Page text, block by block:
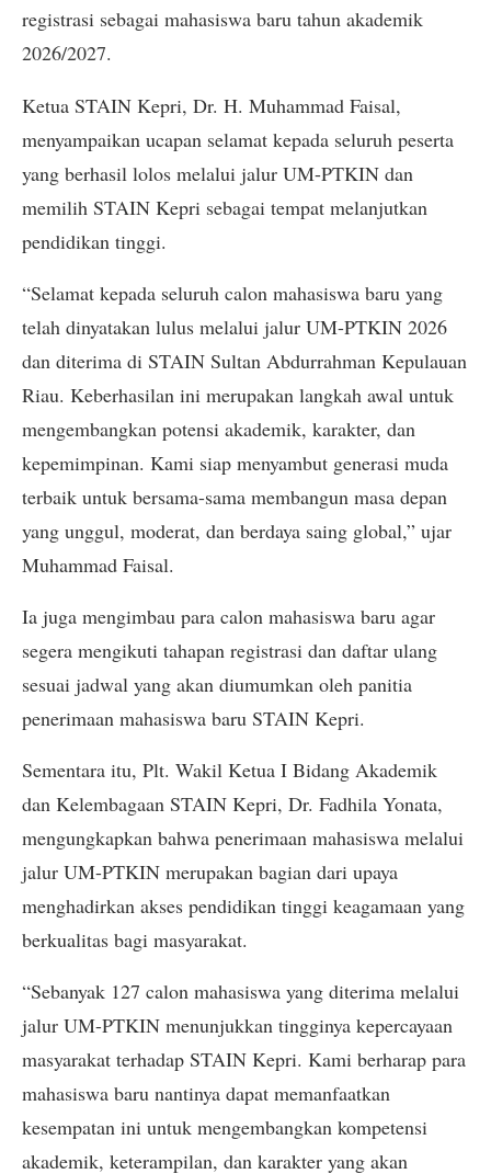
registrasi sebagai mahasiswa baru tahun akademik
2026/2027.
Ketua STAIN Kepri, Dr. H. Muhammad Faisal,
menyampaikan ucapan selamat kepada seluruh peserta
yang berhasil lolos melalui jalur UM-PTKIN dan
memilih STAIN Kepri sebagai tempat melanjutkan
pendidikan tinggi.
“Selamat kepada seluruh calon mahasiswa baru yang
telah dinyatakan lulus melalui jalur UM-PTKIN 2026
dan diterima di STAIN Sultan Abdurrahman Kepulauan
Riau. Keberhasilan ini merupakan langkah awal untuk
mengembangkan potensi akademik, karakter, dan
kepemimpinan. Kami siap menyambut generasi muda
terbaik untuk bersama-sama membangun masa depan
yang unggul, moderat, dan berdaya saing global,” ujar
Muhammad Faisal.
Ia juga mengimbau para calon mahasiswa baru agar
segera mengikuti tahapan registrasi dan daftar ulang
sesuai jadwal yang akan diumumkan oleh panitia
penerimaan mahasiswa baru STAIN Kepri.
Sementara itu, Plt. Wakil Ketua I Bidang Akademik
dan Kelembagaan STAIN Kepri, Dr. Fadhila Yonata,
mengungkapkan bahwa penerimaan mahasiswa melalui
jalur UM-PTKIN merupakan bagian dari upaya
menghadirkan akses pendidikan tinggi keagamaan yang
berkualitas bagi masyarakat.
“Sebanyak 127 calon mahasiswa yang diterima melalui
jalur UM-PTKIN menunjukkan tingginya kepercayaan
masyarakat terhadap STAIN Kepri. Kami berharap para
mahasiswa baru nantinya dapat memanfaatkan
kesempatan ini untuk mengembangkan kompetensi
akademik, keterampilan, dan karakter yang akan